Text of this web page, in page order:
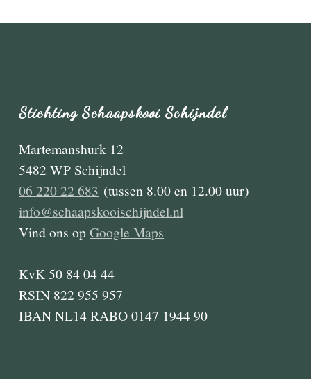
Stichting Schaapskooi Schijndel
Martemanshurk 12
5482 WP Schijndel
06 220 22 683 (tussen 8.00 en 12.00 uur)
info@schaapskooischijndel.nl
Vind ons opGoogle Maps
KvK 50 84 04 44
RSIN 822 955 957
IBAN NL14 RABO 0147 1944 90